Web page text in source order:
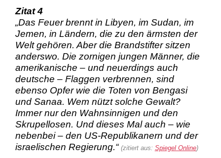
Zitat 4
„Das Feuer brennt in Libyen, im Sudan, im
Jemen, in Ländern, die zu den ärmsten der
Welt gehören. Aber die Brandstifter sitzen
anderswo. Die zornigen jungen Männer, die
amerikanische – und neuerdings auch
deutsche – Flaggen verbrennen, sind
ebenso Opfer wie die Toten von Bengasi
und Sanaa. Wem nützt solche Gewalt?
Immer nur den Wahnsinnigen und den
Skrupellosen. Und dieses Mal auch – wie
nebenbei – den US-Republikanern und der
israelischen Regierung.“ (zitiert aus: Spiegel Online)